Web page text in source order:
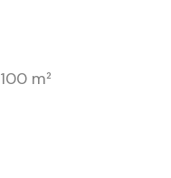
100 m²